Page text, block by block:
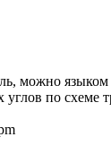
можно
по схеме